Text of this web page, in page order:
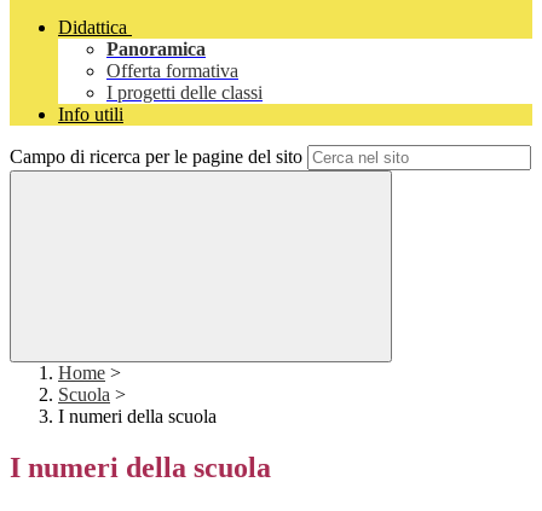
Didattica
Panoramica
Offerta formativa
I progetti delle classi
Info utili
Campo di ricerca per le pagine del sito
Home >
Scuola >
I numeri della scuola
I numeri della scuola